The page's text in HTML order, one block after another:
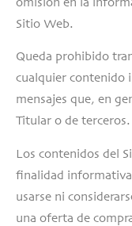
omisión en la
Sitio Web.
Queda prohibido
cualquier contenido
mensajes que, en
Titular o de terceros.
Los contenidos del
finalidad
usarse ni
una oferta de